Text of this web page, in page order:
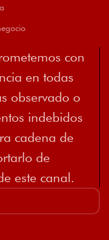
con
en todas
observado o
indebidos
cadena de
de
este canal.